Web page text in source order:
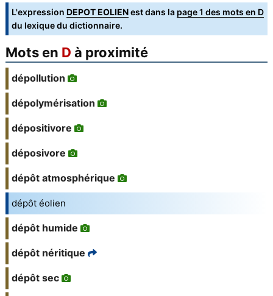
L'expression DEPOT EOLIENest dans la page 1 des mots en D
du lexique du dictionnaire.
Mots en D à proximité
dépollution
dépolymérisation
dépositivore
déposivore
dépôt atmosphérique
dépôt éolien
dépôt humide
dépôt néritique
dépôt sec